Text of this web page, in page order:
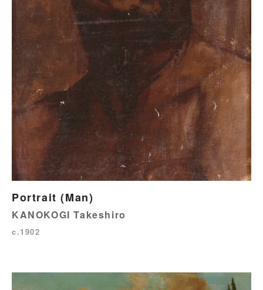
Portrait (Man)
KANOKOGI Takeshiro
c.1902